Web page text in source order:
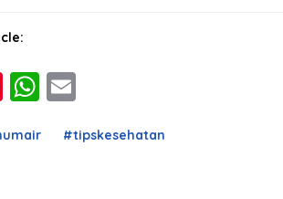
Pinterest
WhatsApp
Email
#tipskesehatan